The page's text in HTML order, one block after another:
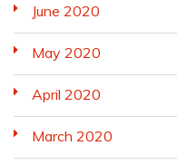
June 2020
May 2020
April 2020
March 2020